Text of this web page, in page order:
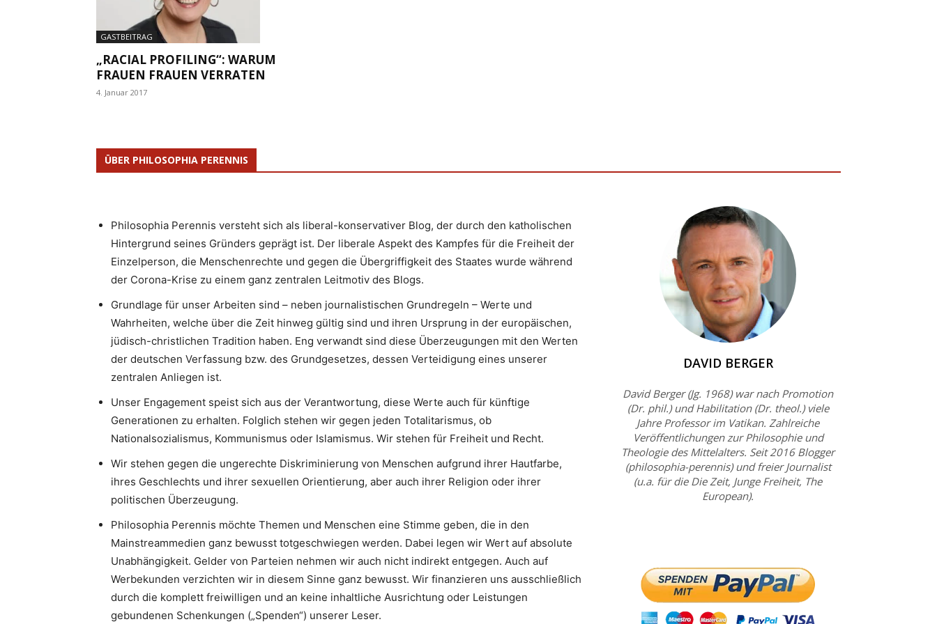
GASTBEITRAG
„RACIAL PROFILING“: WARUM
FRAUEN FRAUEN VERRATEN
4. Januar 2017
ÜBER PHILOSOPHIA PERENNIS
Philosophia Perennis versteht sich als liberal-konservativer Blog, der durch den katholischen
Hintergrund seines Gründers geprägt ist. Der liberale Aspekt des Kampfes für die Freiheit der
Einzelperson, die Menschenrechte und gegen die Übergriffigkeit des Staates wurde während
der Corona-Krise zu einem ganz zentralen Leitmotiv des Blogs.
Grundlage für unser Arbeiten sind – neben journalistischen Grundregeln – Werte und
Wahrheiten, welche über die Zeit hinweg gültig sind und ihren Ursprung in der europäischen,
jüdisch-christlichen Tradition haben. Eng verwandt sind diese Überzeugungen mit den Werten
der deutschen Verfassung bzw. des Grundgesetzes, dessen Verteidigung eines unserer
zentralen Anliegen ist.
Unser Engagement speist sich aus der Verantwortung, diese Werte auch für künftige
Generationen zu erhalten. Folglich stehen wir gegen jeden Totalitarismus, ob
Nationalsozialismus, Kommunismus oder Islamismus. Wir stehen für Freiheit und Recht.
Wir stehen gegen die ungerechte Diskriminierung von Menschen aufgrund ihrer Hautfarbe,
ihres Geschlechts und ihrer sexuellen Orientierung, aber auch ihrer Religion oder ihrer
politischen Überzeugung.
Philosophia Perennis möchte Themen und Menschen eine Stimme geben, die in den
Mainstreammedien ganz bewusst totgeschwiegen werden. Dabei legen wir Wert auf absolute
Unabhängigkeit. Gelder von Parteien nehmen wir auch nicht indirekt entgegen. Auch auf
Werbekunden verzichten wir in diesem Sinne ganz bewusst. Wir finanzieren uns ausschließlich
durch die komplett freiwilligen und an keine inhaltliche Ausrichtung oder Leistungen
gebundenen Schenkungen („Spenden“) unserer Leser.
DAVID BERGER
David Berger (Jg. 1968) war nach Promotion
(Dr. phil.) und Habilitation (Dr. theol.) viele
Jahre Professor im Vatikan. Zahlreiche
Veröffentlichungen zur Philosophie und
Theologie des Mittelalters. Seit 2016 Blogger
(philosophia-perennis) und freier Journalist
(u.a. für die Die Zeit, Junge Freiheit, The
European).